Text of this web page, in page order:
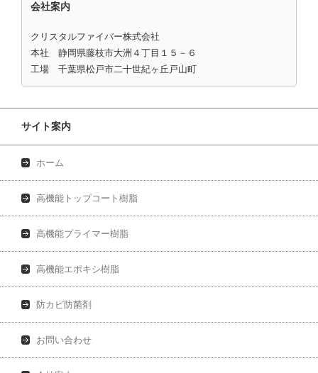
会社案内
クリスタルファイバー株式会社
本社 静岡県藤枝市大洲４丁目１５－６
工場 千葉県松戸市二十世紀ヶ丘戸山町
サイト案内
ホーム
高機能トップコート樹脂
高機能プライマー樹脂
高機能エポキシ樹脂
防カビ防菌剤
お問い合わせ